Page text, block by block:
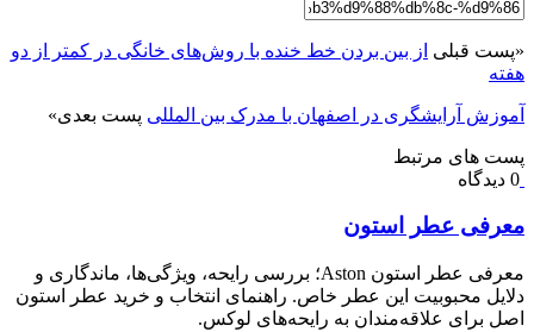
«پست قبلی از بین بردن خط خنده با روش‌های خانگی در کمتر از دو
هفته
آموزش آرایشگری در اصفهان با مدرک بین المللی پست بعدی»
پست های مرتبط
0 دیدگاه
معرفی عطر استون
معرفی عطر استون Aston؛ بررسی رایحه، ویژگی‌ها، ماندگاری و
دلایل محبوبیت این عطر خاص. راهنمای انتخاب و خرید عطر استون
اصل برای علاقه‌مندان به رایحه‌های لوکس.